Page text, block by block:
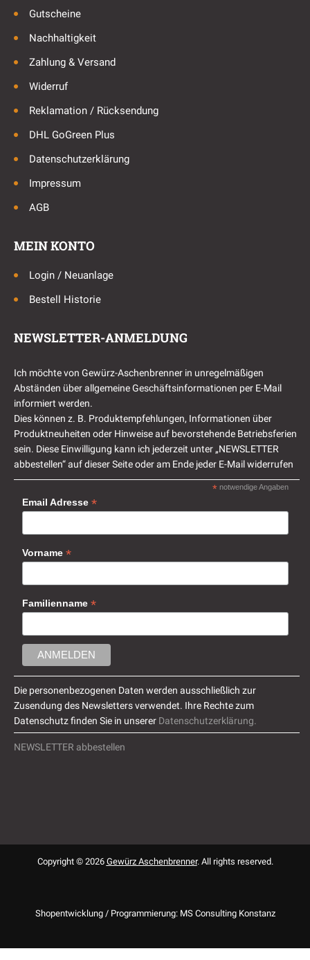
Gutscheine
Nachhaltigkeit
Zahlung & Versand
Widerruf
Reklamation / Rücksendung
DHL GoGreen Plus
Datenschutzerklärung
Impressum
AGB
MEIN KONTO
Login / Neuanlage
Bestell Historie
NEWSLETTER-ANMELDUNG
Ich möchte von Gewürz-Aschenbrenner in unregelmäßigen
Abständen über allgemeine Geschäftsinformationen per E-Mail
informiert werden.
Dies können z. B. Produktempfehlungen, Informationen über
Produktneuheiten oder Hinweise auf bevorstehende Betriebsferien
sein. Diese Einwilligung kann ich jederzeit unter „NEWSLETTER
abbestellen“ auf dieser Seite oder am Ende jeder E-Mail widerrufen
*notwendige Angaben
Email Adresse *
Vorname *
Familienname *
Die personenbezogenen Daten werden ausschließlich zur
Zusendung des Newsletters verwendet. Ihre Rechte zum
Datenschutz finden Sie in unserer Datenschutzerklärung.
NEWSLETTER abbestellen
Copyright © 2026 Gewürz Aschenbrenner. All rights reserved.
Shopentwicklung / Programmierung: MS Consulting Konstanz